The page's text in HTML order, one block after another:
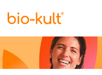
Mergeti la Continut